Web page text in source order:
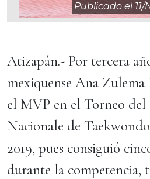
Publicado el
Atizapán.- Por tercera
mexiquense Ana
el MVP en el Torneo
Nacionale de
2019, pues consiguió
durante la competencia,